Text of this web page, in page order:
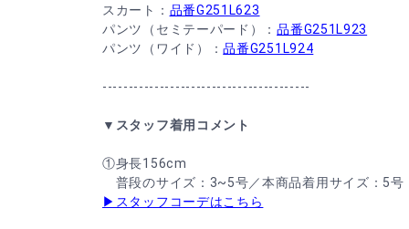
スカート： 品番G251L623
パンツ（セミテーパード）：品番G251L923
パンツ（ワイド）：品番G251L924
----------------------------------------
▼スタッフ着用コメント
①身長156cm
普段のサイズ：3~5号／本商品着用サイズ：5号
▶スタッフコーデはこちら